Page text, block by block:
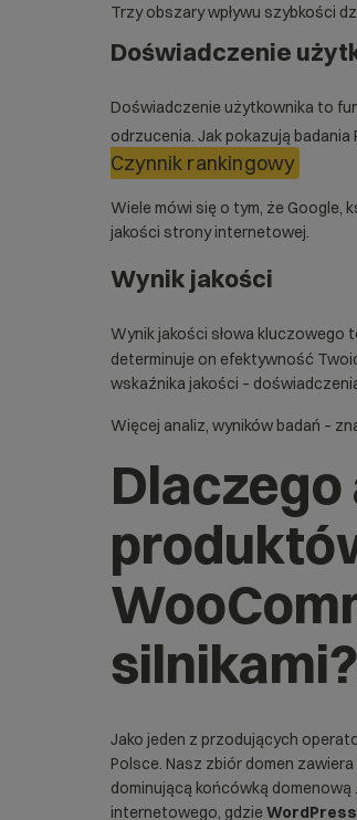
Trzy obszary wpływu szybkości
Doświadczenie
Doświadczenie użytkownika to
odrzucenia. Jak pokazują
Czynnik rankingowy
Wiele mówi się o tym, że Google,
jakości strony internetowej.
Wynik jakości
Wynik jakości słowa kluczowego
determinuje on efektywność
wskaźnika jakości –
Więcej analiz, wyników badań –
silnikami?
Jako jeden z przodujących
Polsce. Nasz zbiór domen
dominującą końcówką
internetowego, gdzie